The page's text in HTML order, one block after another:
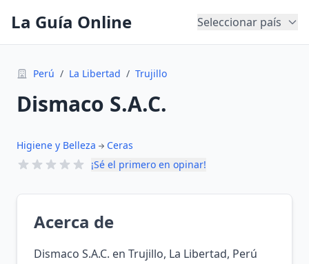
La Guía Online Seleccionar país
Perú / La Libertad / Trujillo
Dismaco S.A.C.
Higiene y Belleza
Ceras
¡Sé el primero en opinar!
Acerca de
Dismaco S.A.C. en Trujillo, La Libertad, Perú